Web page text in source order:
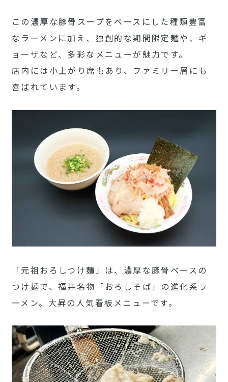
この濃厚な豚骨スープをベースにした種類豊富
なラーメンに加え、独創的な期間限定麺や、ギ
ョーザなど、多彩なメニューが魅力です。
店内には小上がり席もあり、ファミリー層にも
喜ばれています。
「元祖おろしつけ麺」は、濃厚な豚骨ベースの
つけ麺で、福井名物「おろしそば」の進化系ラ
ーメン。大昇の人気看板メニューです。